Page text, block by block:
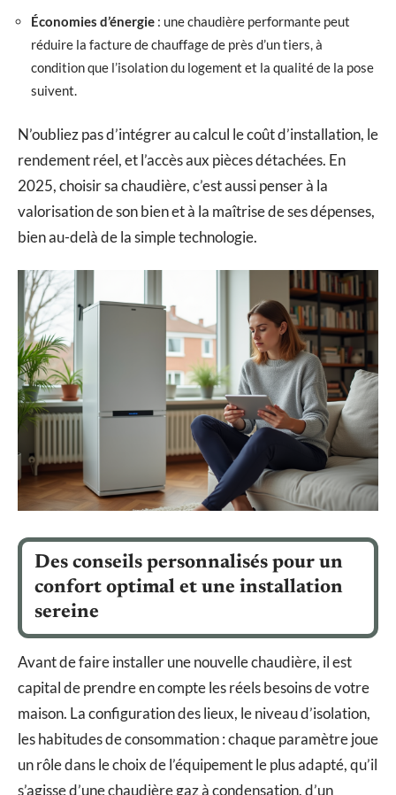
Économies d’énergie : une chaudière performante peut
réduire la facture de chauffage de près d’un tiers, à
condition que l’isolation du logement et la qualité de la pose
suivent.
N’oubliez pas d’intégrer au calcul le coût d’installation, le
rendement réel, et l’accès aux pièces détachées. En
2025, choisir sa chaudière, c’est aussi penser à la
valorisation de son bien et à la maîtrise de ses dépenses,
bien au-delà de la simple technologie.
Des conseils personnalisés pour un
confort optimal et une installation
sereine
Avant de faire installer une nouvelle chaudière, il est
capital de prendre en compte les réels besoins de votre
maison. La configuration des lieux, le niveau d’isolation,
les habitudes de consommation : chaque paramètre joue
un rôle dans le choix de l’équipement le plus adapté, qu’il
s’agisse d’une chaudière gaz à condensation, d’un